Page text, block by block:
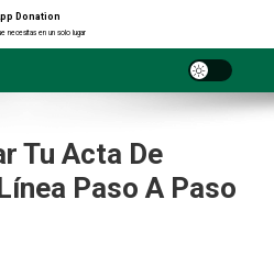
Donation
necesitas en un solo lugar
Tu Acta De
Paso A Paso